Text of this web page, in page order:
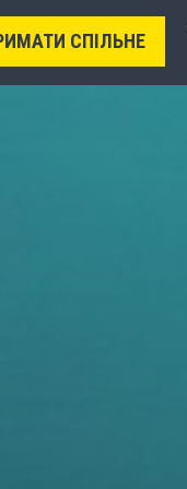
СПІЛЬНЕ